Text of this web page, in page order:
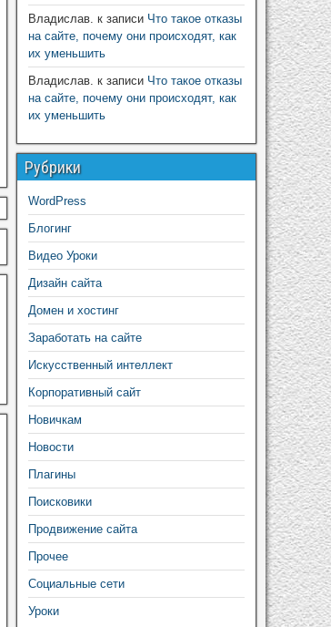
Владислав. к записи Что такое отказы
на сайте, почему они происходят, как
их уменьшить
Владислав. к записи Что такое отказы
на сайте, почему они происходят, как
их уменьшить
Рубрики
WordPress
Блогинг
Видео Уроки
Дизайн сайта
Домен и хостинг
Заработать на сайте
Искусственный интеллект
Корпоративный сайт
Новичкам
Новости
Плагины
Поисковики
Продвижение сайта
Прочее
Социальные сети
Уроки